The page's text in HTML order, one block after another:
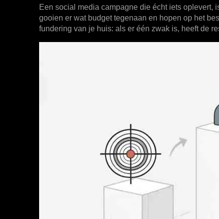
Een social media campagne die écht iets oplevert,
gooien er wat budget tegenaan en hopen op het
fundering van je huis: als er één zwak is, heeft de